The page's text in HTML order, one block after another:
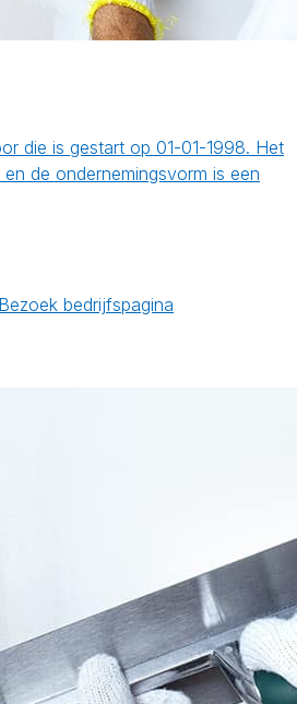
die is gestart op 01-01-1998. Het
de ondernemingsvorm is een
Bezoek bedrijfspagina